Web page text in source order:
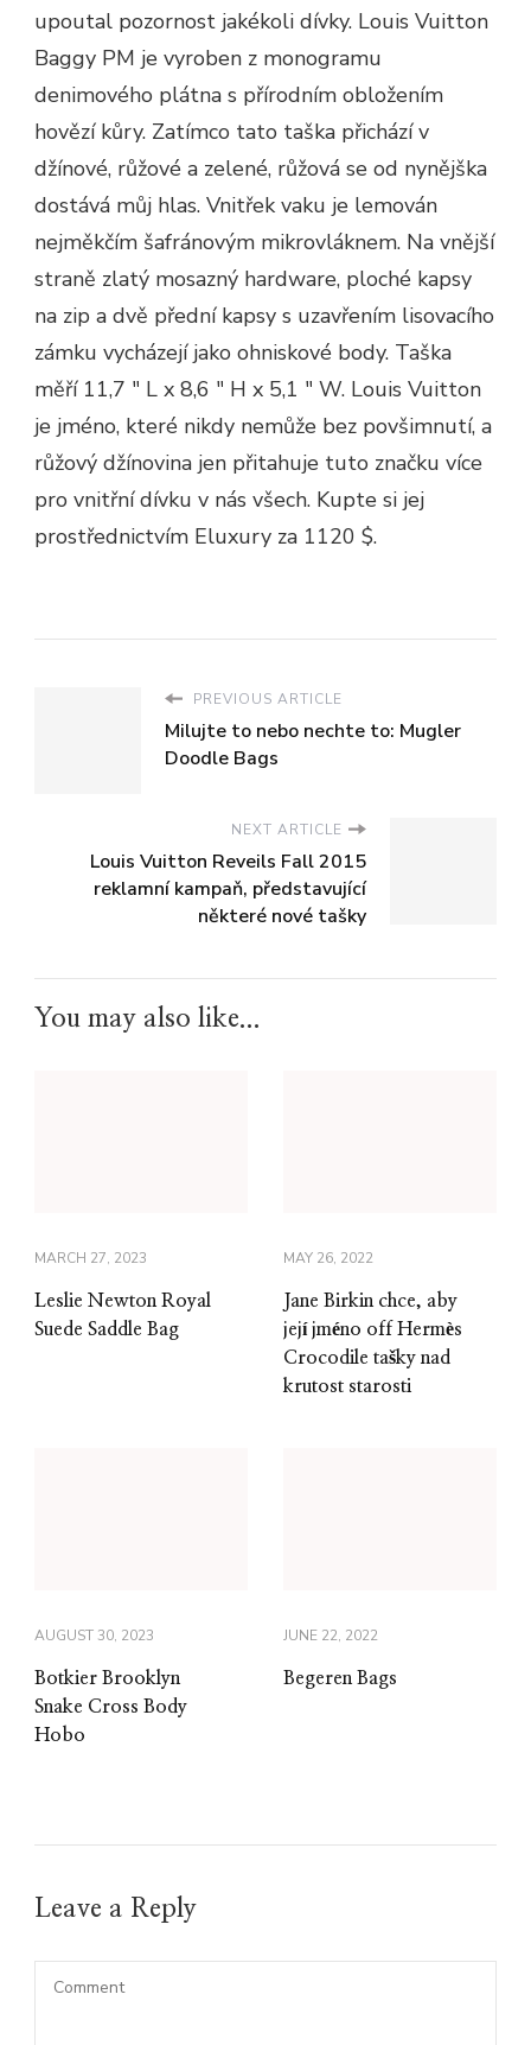
upoutal pozornost jakékoli dívky. Louis Vuitton
Baggy PM je vyroben z monogramu
denimového plátna s přírodním obložením
hovězí kůry. Zatímco tato taška přichází v
džínové, růžové a zelené, růžová se od nynějška
dostává můj hlas. Vnitřek vaku je lemován
nejměkčím šafránovým mikrovláknem. Na vnější
straně zlatý mosazný hardware, ploché kapsy
na zip a dvě přední kapsy s uzavřením lisovacího
zámku vycházejí jako ohniskové body. Taška
měří 11,7 ″ L x 8,6 ″ H x 5,1 ″ W. Louis Vuitton
je jméno, které nikdy nemůže bez povšimnutí, a
růžový džínovina jen přitahuje tuto značku více
pro vnitřní dívku v nás všech. Kupte si jej
prostřednictvím Eluxury za 1120 $.
PREVIOUS ARTICLE
Milujte to nebo nechte to: Mugler
Doodle Bags
NEXT ARTICLE
Louis Vuitton Reveils Fall 2015
reklamní kampaň, představující
některé nové tašky
You may also like...
MARCH 27, 2023
Leslie Newton Royal
Suede Saddle Bag
MAY 26, 2022
Jane Birkin chce, aby
její jméno off Hermès
Crocodile tašky nad
krutost starosti
AUGUST 30, 2023
Botkier Brooklyn
Snake Cross Body
Hobo
JUNE 22, 2022
Begeren Bags
Leave a Reply